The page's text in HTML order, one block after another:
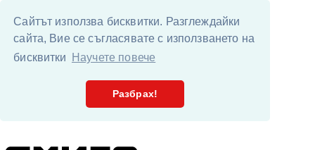
Сайтът използва бисквитки. Разглеждайки
сайта, Вие се съгласявате с използването на
бисквитки
Научете повече
Разбрах!